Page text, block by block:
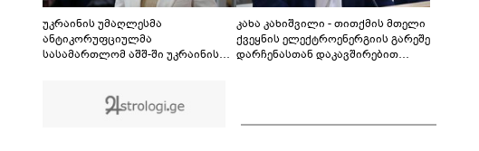
01:53
უკრაინის უმაღლესმა
ანტიკორუფციულმა
სასამართლომ აშშ-ში უკრაინის
ოდენობის გირაოს გადახდა
კახა კახიშვილი - თითქმის მთელი
ქვეყნის ელექტროენერგიის გარეშე
დარჩენასთან დაკავშირებით